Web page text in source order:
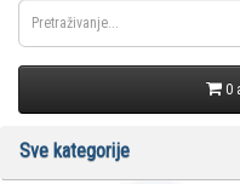
0
Sve kategorije